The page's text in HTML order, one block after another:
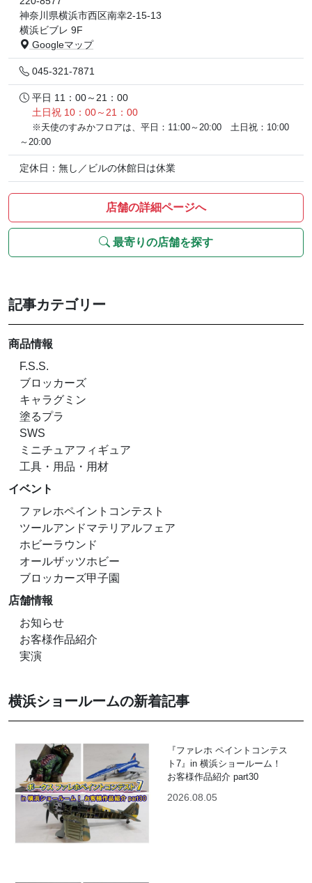
神奈川県横浜市西区南幸2-15-13
横浜ビブレ 9F
Googleマップ
045-321-7871
平日 11：00～21：00
土日祝 10：00～21：00
※天使のすみかフロアは、平日：11:00～20:00 土日祝：10:00
～20:00
定休日：無し／ビルの休館日は休業
店舗の詳細ページへ
最寄りの店舗を探す
記事カテゴリー
商品情報
F.S.S.
ブロッカーズ
キャラグミン
塗るプラ
SWS
ミニチュアフィギュア
工具・用品・用材
イベント
ファレホペイントコンテスト
ツールアンドマテリアルフェア
ホビーラウンド
オールザッツホビー
ブロッカーズ甲子園
店舗情報
お知らせ
お客様作品紹介
実演
横浜ショールームの新着記事
『ファレホ ペイントコンテス
ト7』in 横浜ショールーム！
お客様作品紹介 part30
2026.08.05